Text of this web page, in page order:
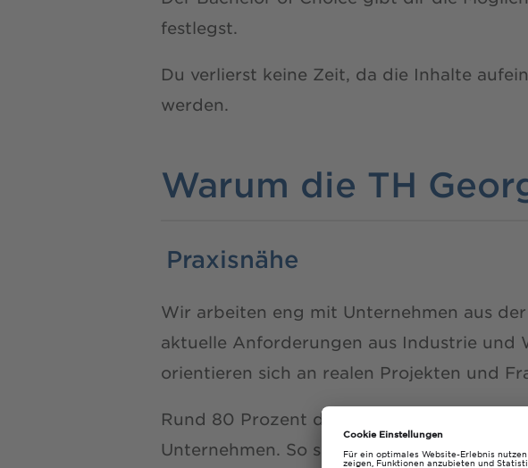
festlegst.
Du verlierst keine Zeit, da die Inhalte
werden.
Warum die TH
Praxisnähe
Wir arbeiten eng mit Unternehmen aus
aktuelle Anforderungen aus Industrie und
orientieren sich an realen Projekten und
Rund 80 Prozent der Abschlussarbeiten
Unternehmen. So sammelst du bereits